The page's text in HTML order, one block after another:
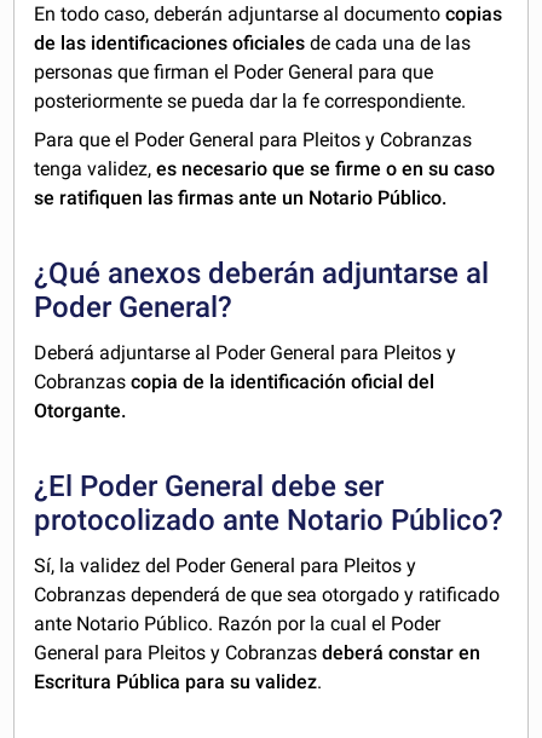
En todo caso, deberán adjuntarse al documentocopias
de las identificaciones oficiales de cada una de las
personas que firman el Poder General para que
posteriormente se pueda dar la fe correspondiente.
Para que el Poder General para Pleitos y Cobranzas
tenga validez,es necesario que se firme o en su caso
se ratifiquen las firmas ante un Notario Público.
¿Qué anexos deberán adjuntarse al
Poder General?
Deberá adjuntarse al Poder General para Pleitos y
Cobranzascopia de la identificación oficial del
Otorgante.
¿El Poder General debe ser
protocolizado ante Notario Público?
Sí, la validez del Poder General para Pleitos y
Cobranzas dependerá de que sea otorgado y ratificado
ante Notario Público. Razón por la cual el Poder
General para Pleitos y Cobranzasdeberá constar en
Escritura Pública para su validez.